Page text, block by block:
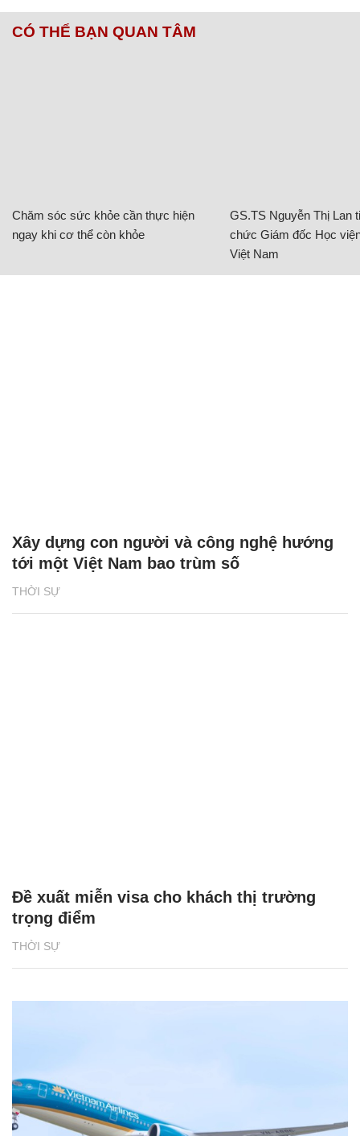
CÓ THỂ BẠN QUAN TÂM
Chăm sóc sức khỏe cần thực hiện
ngay khi cơ thể còn khỏe
GS.TS Nguyễn Thị Lan
chức Giám đốc Học
Việt Nam
THỜI SỰ
Xây dựng con người và công nghệ hướng
tới một Việt Nam bao trùm số
THỜI SỰ
Đề xuất miễn visa cho khách thị trường
trọng điểm